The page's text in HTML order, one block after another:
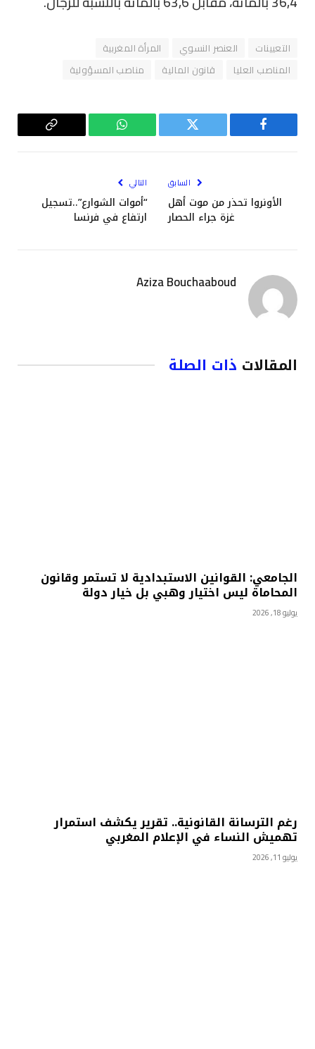
التعيينات العنصر النسوي
المرأة المغربية
المناصب العليا
قانون المالية مناصب المسؤولية
فيسبوك تويتر واتساب
Copy
السابق
الأونروا تحذر من موت أهل
غزة جراء الحصار
التالي
“أموات الشوارع”..تسجيل
ارتفاع في فرنسا
Aziza Bouchaaboud
المقالات ذات الصلة
الجامعي: القوانين الاستبدادية لا تستمر وقانون
المحاماة ليس اختيار وهبي بل خيار دولة
يوليو 18, 2026
رغم الترسانة القانونية.. تقرير يكشف استمرار
تهميش النساء في الإعلام المغربي
يوليو 11, 2026